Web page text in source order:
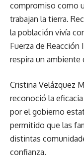
compromiso como
trabajan la tierra.
la población vivía
Fuerza de Reacción
respira un ambiente
Cristina Velázquez
reconoció la
por el gobierno
permitido que las
distintas
confianza.